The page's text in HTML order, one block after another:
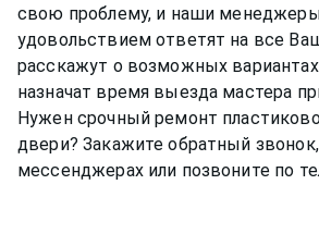
свою проблему, и наши
удовольствием ответят на все
расскажут о возможных
назначат время выезда мастера
Нужен срочный ремонт
двери? Закажите обратный
мессенджерах или позвоните по